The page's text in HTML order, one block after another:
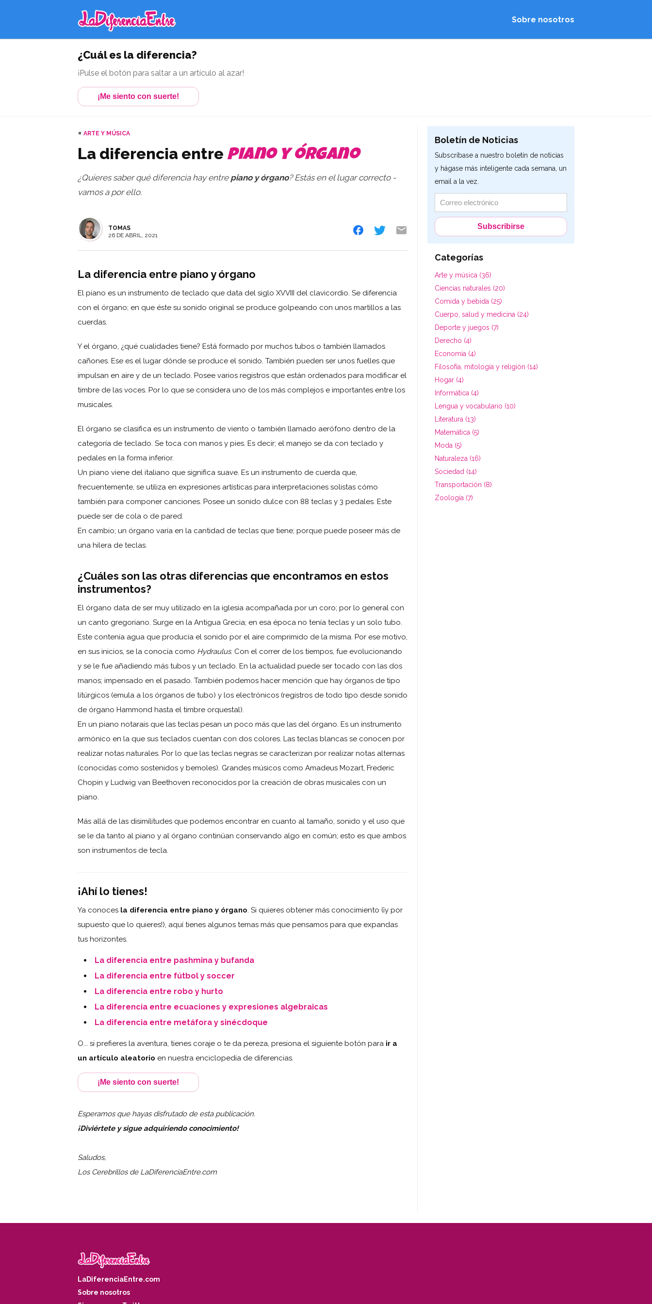
Sobre nosotros
¿Cuál es la diferencia?
¡Pulse el botón para saltar a un artículo al azar!
¡Me siento con suerte!
ARTE Y MÚSICA
La diferencia entre piano y órgano
¿Quieres saber qué diferencia hay entre piano y órgano? Estás en el lugar correcto -
vamos a por ello.
TOMAS
26 DE ABRIL, 2021
La diferencia entre piano y órgano
El piano es un instrumento de teclado que data del siglo XVVIII del clavicordio. Se diferencia
con el órgano; en que éste su sonido original se produce golpeando con unos martillos a las
cuerdas.
Y el órgano, ¿qué cualidades tiene? Está formado por muchos tubos o también llamados
cañones. Ese es el lugar dónde se produce el sonido. También pueden ser unos fuelles que
impulsan en aire y de un teclado. Posee varios registros que están ordenados para modificar el
timbre de las voces. Por lo que se considera uno de los más complejos e importantes entre los
musicales.
El órgano se clasifica es un instrumento de viento o también llamado aerófono dentro de la
categoría de teclado. Se toca con manos y pies. Es decir; el manejo se da con teclado y
pedales en la forma inferior.
Un piano viene del italiano que significa suave. Es un instrumento de cuerda que,
frecuentemente, se utiliza en expresiones artísticas para interpretaciones solistas cómo
también para componer canciones. Posee un sonido dulce con 88 teclas y 3 pedales. Este
puede ser de cola o de pared.
En cambio; un órgano varía en la cantidad de teclas que tiene; porque puede poseer más de
una hilera de teclas.
¿Cuáles son las otras diferencias que encontramos en estos
instrumentos?
El órgano data de ser muy utilizado en la iglesia acompañada por un coro; por lo general con
un canto gregoriano. Surge en la Antigua Grecia; en esa época no tenía teclas y un solo tubo.
Este contenía agua que producía el sonido por el aire comprimido de la misma. Por ese motivo,
en sus inicios, se la conocía como Hydraulus. Con el correr de los tiempos, fue evolucionando
y se le fue añadiendo más tubos y un teclado. En la actualidad puede ser tocado con las dos
manos; impensado en el pasado. También podemos hacer mención que hay órganos de tipo
litúrgicos (emula a los órganos de tubo) y los electrónicos (registros de todo tipo desde sonido
de órgano Hammond hasta el timbre orquestal).
En un piano notarais que las teclas pesan un poco más que las del órgano. Es un instrumento
armónico en la que sus teclados cuentan con dos colores. Las teclas blancas se conocen por
realizar notas naturales. Por lo que las teclas negras se caracterizan por realizar notas alternas
(conocidas como sostenidos y bemoles). Grandes músicos como Amadeus Mozart, Frederic
Chopin y Ludwig van Beethoven reconocidos por la creación de obras musicales con un
piano.
Más allá de las disimilitudes que podemos encontrar en cuanto al tamaño, sonido y el uso que
se le da tanto al piano y al órgano continúan conservando algo en común; esto es que ambos
son instrumentos de tecla.
¡Ahí lo tienes!
Ya conoces la diferencia entre piano y órgano. Si quieres obtener más conocimiento (¡y por
supuesto que lo quieres!), aquí tienes algunos temas más que pensamos para que expandas
tus horizontes.
La diferencia entre pashmina y bufanda
La diferencia entre fútbol y soccer
La diferencia entre robo y hurto
La diferencia entre ecuaciones y expresiones algebraicas
La diferencia entre metáfora y sinécdoque
O... si prefieres la aventura, tienes coraje o te da pereza, presiona el siguiente botón para ir a
un artículo aleatorio en nuestra enciclopedia de diferencias.
¡Me siento con suerte!
Esperamos que hayas disfrutado de esta publicación.
¡Diviértete y sigue adquiriendo conocimiento!
Saludos,
Los Cerebrillos de LaDiferenciaEntre.com
Boletín de Noticias
Subscríbase a nuestro boletín de noticias
y hágase más inteligente cada semana, un
email a la vez.
Categorías
Arte y música (36)
Ciencias naturales (20)
Comida y bebida (25)
Cuerpo, salud y medicina (24)
Deporte y juegos (7)
Derecho (4)
Economía (4)
Filosofía, mitología y religión (14)
Hogar (4)
Informática (4)
Lengua y vocabulario (10)
Literatura (13)
Matemática (5)
Moda (5)
Naturaleza (16)
Sociedad (14)
Transportación (8)
Zoología (7)
LaDiferenciaEntre.com
Sobre nosotros